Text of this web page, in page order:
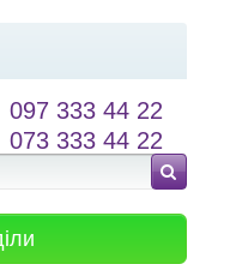
Мова сайту
097 333 44 22
073 333 44 22